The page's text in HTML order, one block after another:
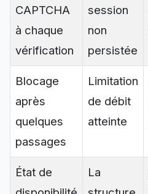
CAPTCHA
à chaque
vérification
session
non
persistée
Blocage
après
quelques
passages
Limitation
de débit
atteinte
État de
La